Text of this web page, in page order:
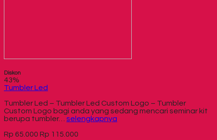
Diskon
43%
Tumbler Led
Tumbler Led – Tumbler Led Custom Logo – Tumbler
Custom Logo bagi anda yang sedang mencari seminar kit
berupa tumbler… selengkapnya
Rp 65.000 Rp 115.000